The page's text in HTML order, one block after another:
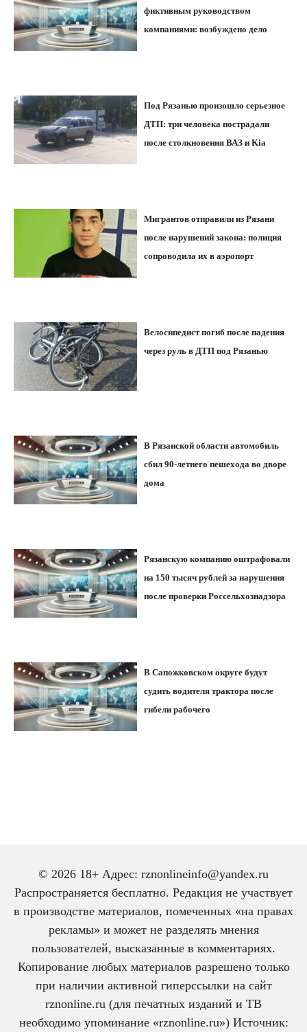
фиктивным руководством
компаниями: возбуждено дело
Под Рязанью произошло серьезное
ДТП: три человека пострадали
после столкновения ВАЗ и Kia
Мигрантов отправили из Рязани
после нарушений закона: полиция
сопроводила их в аэропорт
Велосипедист погиб после падения
через руль в ДТП под Рязанью
В Рязанской области автомобиль
сбил 90-летнего пешехода во дворе
дома
Рязанскую компанию оштрафовали
на 150 тысяч рублей за нарушения
после проверки Россельхознадзора
В Сапожковском округе будут
судить водителя трактора после
гибели рабочего
© 2026 18+ Адрес: rznonlineinfo@yandex.ru
Распространяется бесплатно. Редакция не участвует
в производстве материалов, помеченных «на правах
рекламы» и может не разделять мнения
пользователей, высказанные в комментариях.
Копирование любых материалов разрешено только
при наличии активной гиперссылки на сайт
rznonline.ru (для печатных изданий и ТВ
необходимо упоминание «rznonline.ru») Источник: